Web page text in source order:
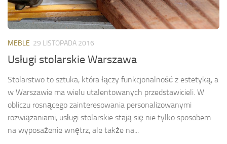
MEBLE 29 LISTOPADA 2016
Usługi stolarskie Warszawa
Stolarstwo to sztuka, która łączy funkcjonalność z estetyką, a
w Warszawie ma wielu utalentowanych przedstawicieli. W
obliczu rosnącego zainteresowania personalizowanymi
rozwiązaniami, usługi stolarskie stają się nie tylko sposobem
na wyposażenie wnętrz, ale także na...